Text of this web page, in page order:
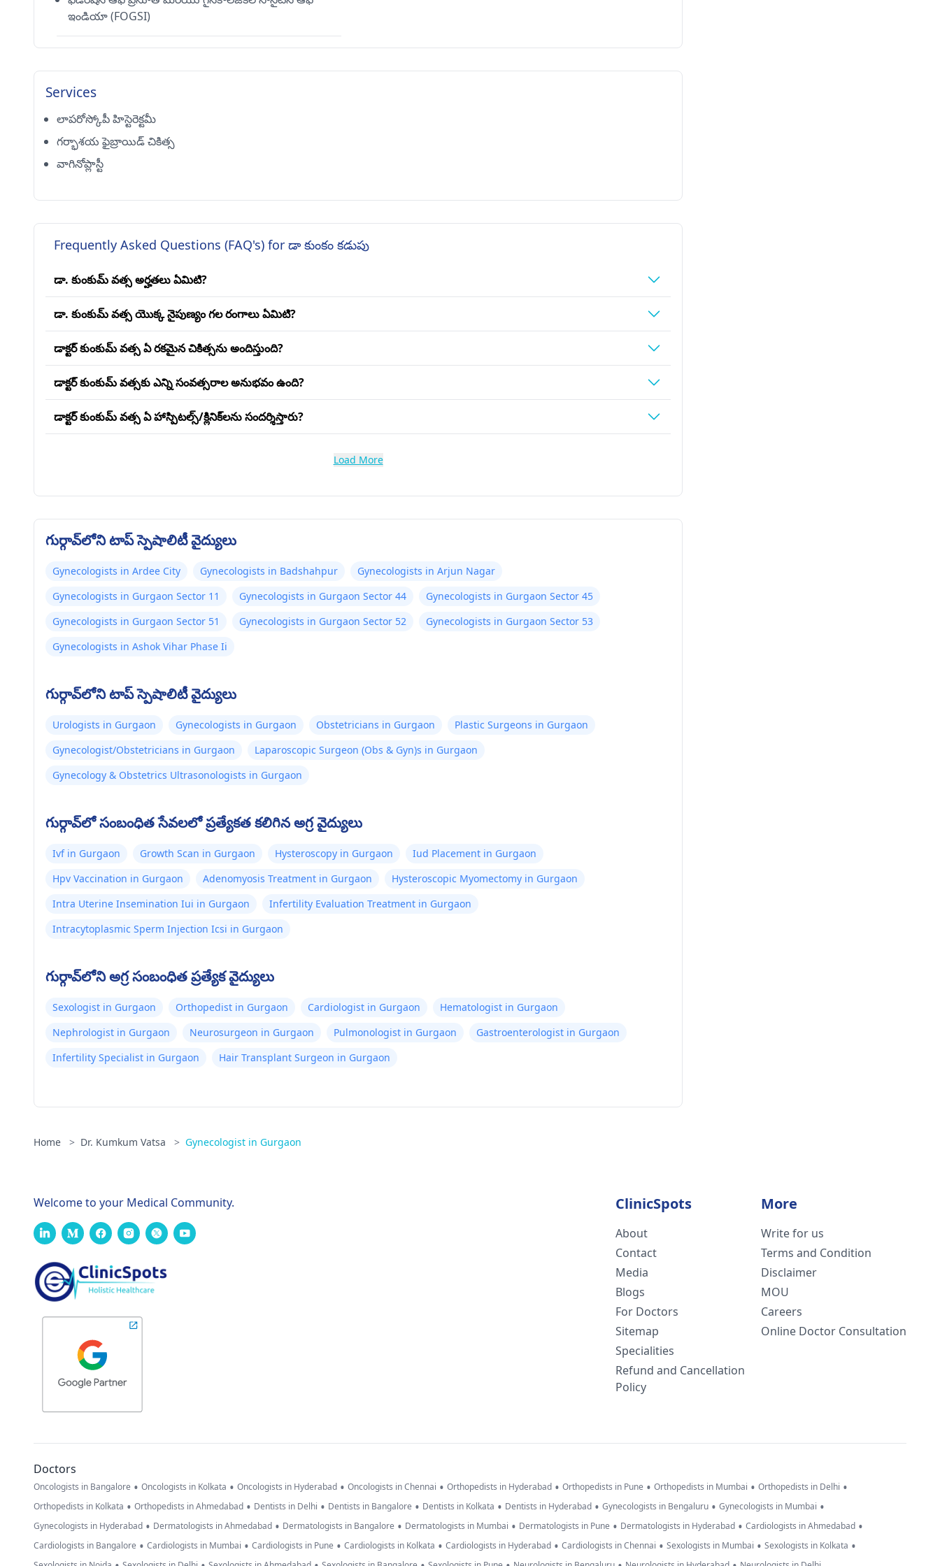
ఇండియా (FOGSI)
Services
లాపరోస్కోపీ హిస్టెరెక్టమీ
గర్భాశయ ఫైబ్రాయిడ్ చికిత్స
వాగినోప్లాస్టీ
Frequently Asked Questions (FAQ's) for డా కుంకం కడుపు
డా. కుంకుమ్ వత్స అర్హతలు ఏమిటి?
డా. కుంకుమ్ వత్స యొక్క నైపుణ్యం గల రంగాలు ఏమిటి?
డాక్టర్ కుంకుమ్ వత్స ఏ రకమైన చికిత్సను అందిస్తుంది?
డాక్టర్ కుంకుమ్ వత్సకు ఎన్ని సంవత్సరాల అనుభవం ఉంది?
డాక్టర్ కుంకుమ్ వత్స ఏ హాస్పిటల్స్/క్లినిక్‌లను సందర్శిస్తారు?
Load More
గుర్గావ్‌లోని టాప్ స్పెషాలిటీ వైద్యులు
Gynecologists in Ardee City Gynecologists in Badshahpur
Gynecologists in Arjun Nagar
Gynecologists in Gurgaon Sector 11
Gynecologists in Gurgaon Sector 44
Gynecologists in Gurgaon Sector 45
Gynecologists in Gurgaon Sector 51
Gynecologists in Gurgaon Sector 52
Gynecologists in Gurgaon Sector 53
Gynecologists in Ashok Vihar Phase Ii
గుర్గావ్‌లోని టాప్ స్పెషాలిటీ వైద్యులు
Urologists in Gurgaon Gynecologists in Gurgaon Obstetricians in Gurgaon
Plastic Surgeons in Gurgaon
Gynecologist/Obstetricians in Gurgaon
Laparoscopic Surgeon (Obs & Gyn)s in Gurgaon
Gynecology & Obstetrics Ultrasonologists in Gurgaon
గుర్గావ్‌లో సంబంధిత సేవలలో ప్రత్యేకత కలిగిన అగ్ర వైద్యులు
Ivf in Gurgaon Growth Scan in Gurgaon Hysteroscopy in Gurgaon
Iud Placement in Gurgaon
Hpv Vaccination in Gurgaon
Adenomyosis Treatment in Gurgaon
Hysteroscopic Myomectomy in Gurgaon
Intra Uterine Insemination Iui in Gurgaon
Infertility Evaluation Treatment in Gurgaon
Intracytoplasmic Sperm Injection Icsi in Gurgaon
గుర్గావ్‌లోని అగ్ర సంబంధిత ప్రత్యేక వైద్యులు
Sexologist in Gurgaon Orthopedist in Gurgaon Cardiologist in Gurgaon
Hematologist in Gurgaon
Nephrologist in Gurgaon
Neurosurgeon in Gurgaon Pulmonologist in Gurgaon
Gastroenterologist in Gurgaon
Infertility Specialist in Gurgaon
Hair Transplant Surgeon in Gurgaon
Home > Dr. Kumkum Vatsa > Gynecologist in Gurgaon
Welcome to your Medical Community. ClinicSpots
About
Contact
Media
Blogs
For Doctors
Sitemap
Specialities
Refund and Cancellation
Policy
More
Write for us
Terms and Condition
Disclaimer
MOU
Careers
Online Doctor Consultation
Doctors
Oncologists in Bangalore • Oncologists in Kolkata • Oncologists in Hyderabad • Oncologists in Chennai • Orthopedists in Hyderabad • Orthopedists in Pune • Orthopedists in Mumbai • Orthopedists in Delhi •
Orthopedists in Kolkata • Orthopedists in Ahmedabad • Dentists in Delhi • Dentists in Bangalore • Dentists in Kolkata • Dentists in Hyderabad • Gynecologists in Bengaluru • Gynecologists in Mumbai •
Gynecologists in Hyderabad • Dermatologists in Ahmedabad • Dermatologists in Bangalore • Dermatologists in Mumbai • Dermatologists in Pune • Dermatologists in Hyderabad • Cardiologists in Ahmedabad •
Cardiologists in Bangalore • Cardiologists in Mumbai • Cardiologists in Pune • Cardiologists in Kolkata • Cardiologists in Hyderabad • Cardiologists in Chennai • Sexologists in Mumbai • Sexologists in Kolkata •